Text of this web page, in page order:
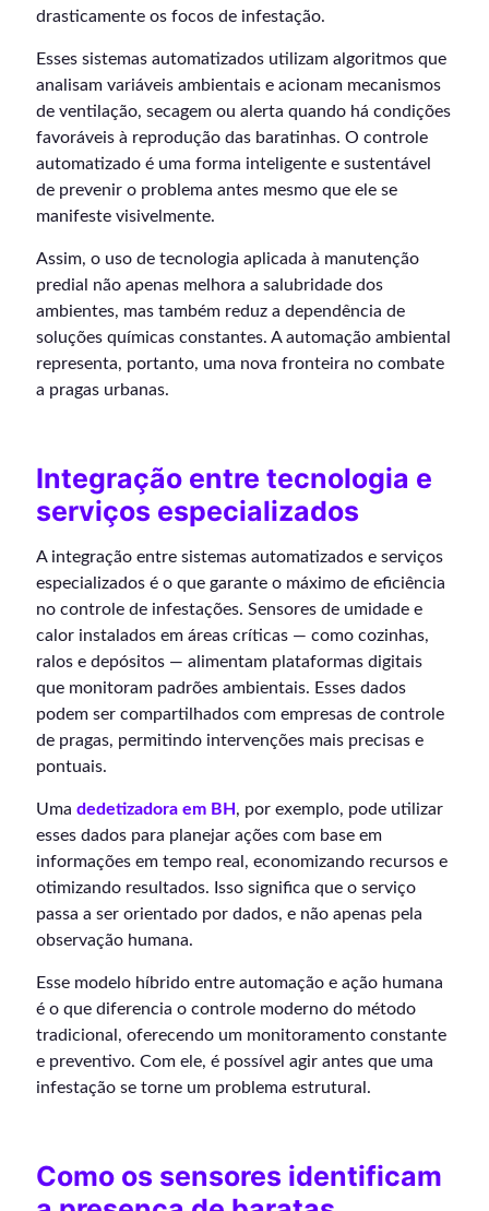
drasticamente os focos de infestação.
Esses sistemas automatizados utilizam algoritmos que
analisam variáveis ambientais e acionam mecanismos
de ventilação, secagem ou alerta quando há condições
favoráveis à reprodução das baratinhas. O controle
automatizado é uma forma inteligente e sustentável
de prevenir o problema antes mesmo que ele se
manifeste visivelmente.
Assim, o uso de tecnologia aplicada à manutenção
predial não apenas melhora a salubridade dos
ambientes, mas também reduz a dependência de
soluções químicas constantes. A automação ambiental
representa, portanto, uma nova fronteira no combate
a pragas urbanas.
Integração entre tecnologia e
serviços especializados
A integração entre sistemas automatizados e serviços
especializados é o que garante o máximo de eficiência
no controle de infestações. Sensores de umidade e
calor instalados em áreas críticas — como cozinhas,
ralos e depósitos — alimentam plataformas digitais
que monitoram padrões ambientais. Esses dados
podem ser compartilhados com empresas de controle
de pragas, permitindo intervenções mais precisas e
pontuais.
Uma dedetizadora em BH, por exemplo, pode utilizar
esses dados para planejar ações com base em
informações em tempo real, economizando recursos e
otimizando resultados. Isso significa que o serviço
passa a ser orientado por dados, e não apenas pela
observação humana.
Esse modelo híbrido entre automação e ação humana
é o que diferencia o controle moderno do método
tradicional, oferecendo um monitoramento constante
e preventivo. Com ele, é possível agir antes que uma
infestação se torne um problema estrutural.
Como os sensores identificam